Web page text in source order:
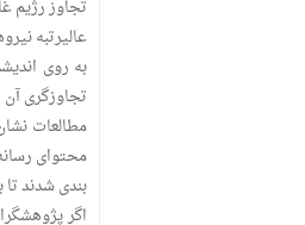
تجاوز رژیم
عالیرتبه
به روی
تجاوزگری
مطالعات
محتوای
بندی شدند
اگر